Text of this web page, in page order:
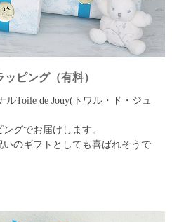
ピング（有料）
Toile de Jouy(トワル・ド・ジュ
グでお届けします。
のギフトとしても喜ばれそうで